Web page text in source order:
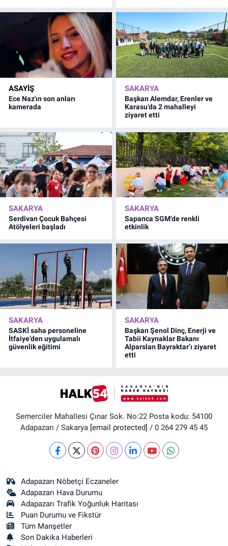
ASAYİŞ
Ece Naz'ın son anları
kamerada
SAKARYA
Başkan Alemdar, Erenler ve
Karasu’da 2 mahalleyi
ziyaret etti
SAKARYA
Serdivan Çocuk Bahçesi
Atölyeleri başladı
SAKARYA
Sapanca SGM’de renkli
etkinlik
SAKARYA
SASKİ saha personeline
İtfaiye’den uygulamalı
güvenlik eğitimi
SAKARYA
Başkan Şenol Dinç, Enerji ve
Tabii Kaynaklar Bakanı
Alparslan Bayraktar’ı ziyaret
etti
Semerciler Mahallesi Çınar Sok. No:22 Posta kodu: 54100
Adapazarı / Sakarya [email protected] / 0 264 279 45 45
Adapazarı Nöbetçi Eczaneler
Adapazarı Hava Durumu
Adapazarı Trafik Yoğunluk Haritası
Puan Durumu ve Fikstür
Tüm Manşetler
Son Dakika Haberleri